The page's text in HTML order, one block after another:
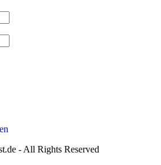
- All Rights Reserved